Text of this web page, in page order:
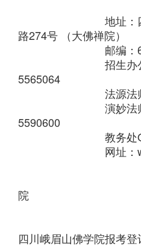
地址：四川省
路274号 （大佛禅院）
邮编：
招生办公室
5565064
法源法师电话
演妙法师电
5590600
教务处QQ号
网址：
四川峨
院
2011年
四川峨眉山佛学院报考登